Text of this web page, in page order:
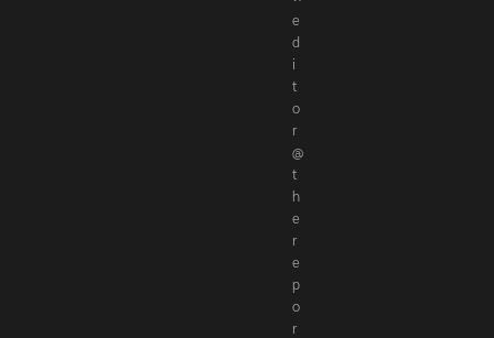
ที่
e
d
i
t
o
r
@
t
h
e
r
e
p
o